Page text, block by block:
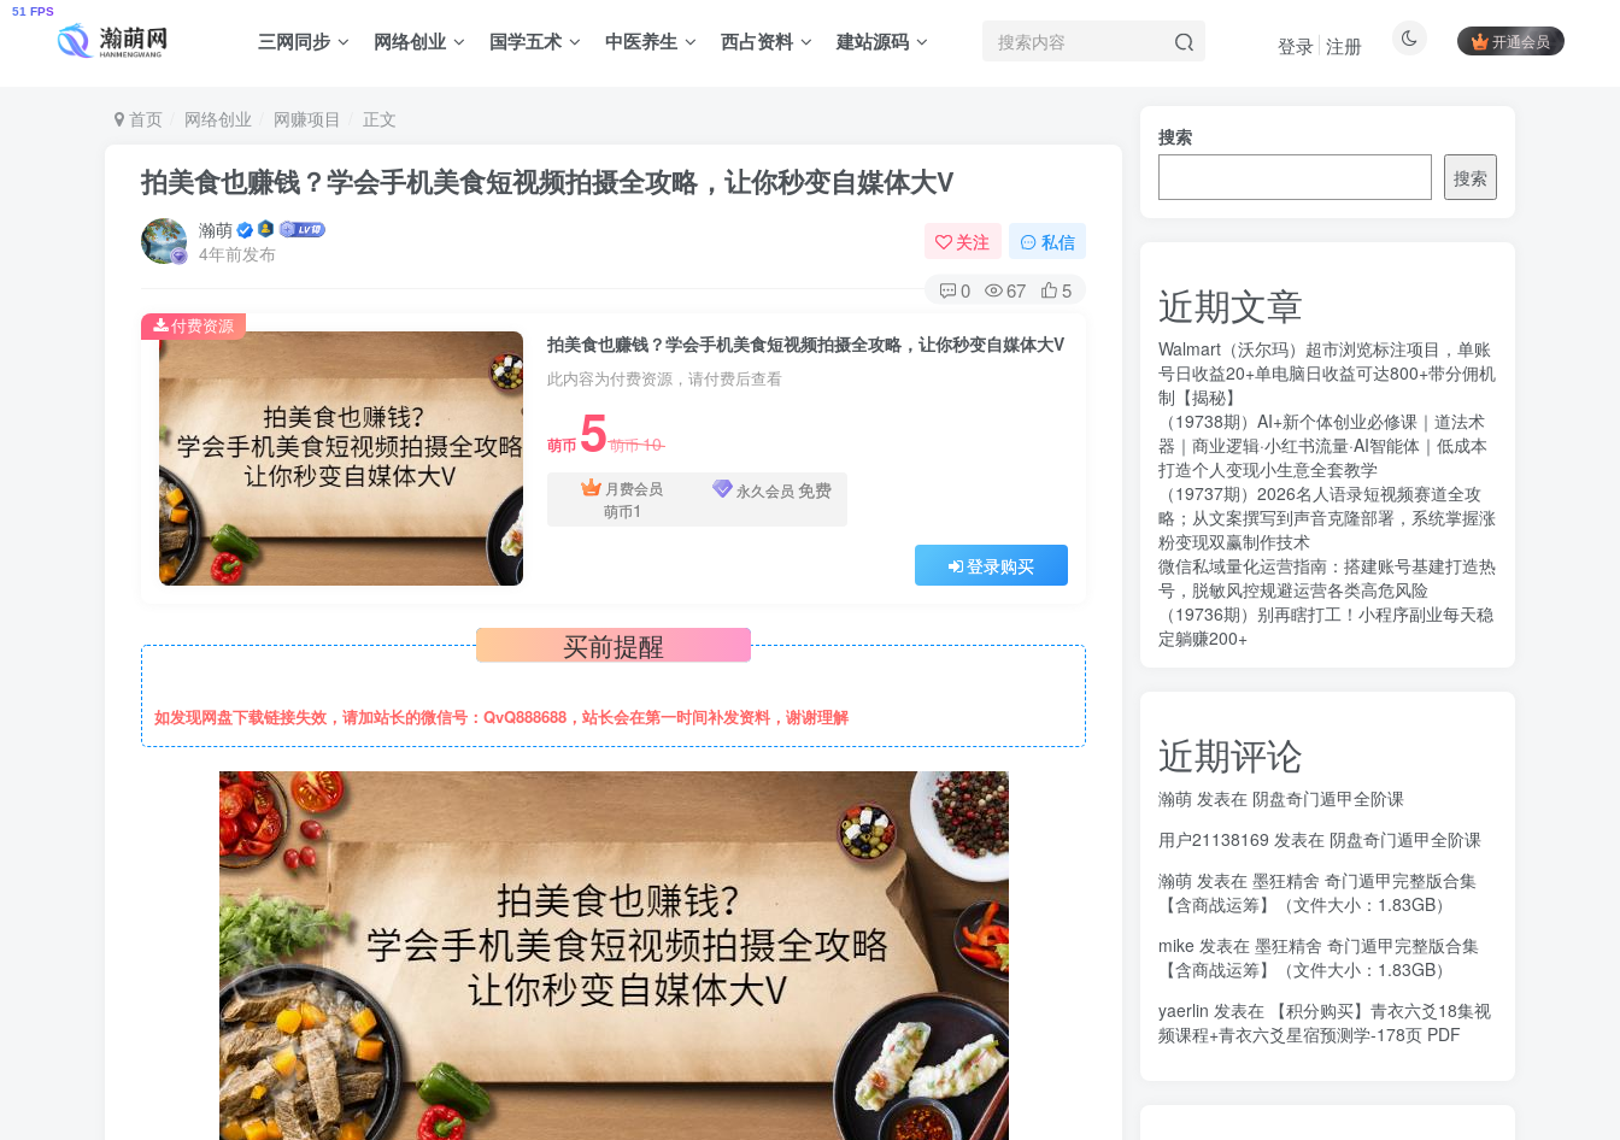
三网同步 网络创业 国学五术 中医养生 西占资料 建站源码 开通会员
登录 注册
首页 网络创业 网赚项目 正文
拍美食也赚钱？学会手机美食短视频拍摄全攻略，让你秒变自媒体大V
瀚萌
4年前发布
关注 私信
0 67 5
拍美食也赚钱？学会手机美食短视频拍摄全攻略，让你秒变自媒体大V
此内容为付费资源，请付费后查看
萌币 5萌币10
月费会员
萌币1
永久会员 免费
登录购买
付费资源
买前提醒
如发现网盘下载链接失效，请加站长的微信号：QvQ888688，站长会在第一时间补发资料，谢谢理解
搜索
搜索
近期文章
Walmart（沃尔玛）超市浏览标注项目，单账
号日收益20+单电脑日收益可达800+带分佣机
制【揭秘】
（19738期）AI+新个体创业必修课｜道法术
器｜商业逻辑·小红书流量·AI智能体｜低成本
打造个人变现小生意全套教学
（19737期）2026名人语录短视频赛道全攻
略；从文案撰写到声音克隆部署，系统掌握涨
粉变现双赢制作技术
微信私域量化运营指南：搭建账号基建打造热
号，脱敏风控规避运营各类高危风险
（19736期）别再瞎打工！小程序副业每天稳
定躺赚200+
近期评论
瀚萌 发表在 阴盘奇门遁甲全阶课
用户21138169 发表在 阴盘奇门遁甲全阶课
瀚萌 发表在 墨狂精舍 奇门遁甲完整版合集
【含商战运筹】（文件大小：1.83GB）
mike 发表在 墨狂精舍 奇门遁甲完整版合集
【含商战运筹】（文件大小：1.83GB）
yaerlin 发表在 【积分购买】青衣六爻18集视
频课程+青衣六爻星宿预测学-178页 PDF